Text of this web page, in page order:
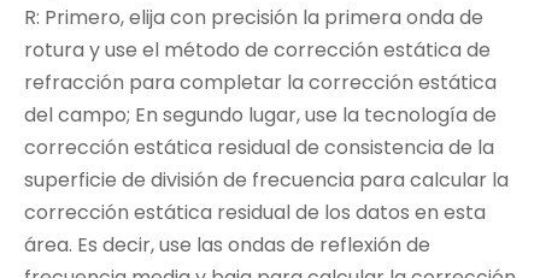
R: Primero, elija con precisión la primera onda de
rotura y use el método de corrección estática de
refracción para completar la corrección estática
del campo; En segundo lugar, use la tecnología de
corrección estática residual de consistencia de la
superficie de división de frecuencia para calcular la
corrección estática residual de los datos en esta
área. Es decir, use las ondas de reflexión de